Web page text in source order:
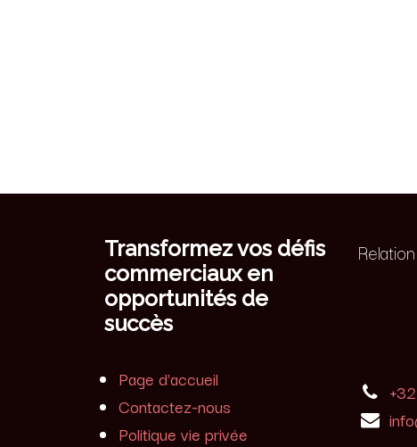
Transformez vos défis
commerciaux en
opportunités de
succès
Page d'accueil
Contactez-nous
Politique vie privée